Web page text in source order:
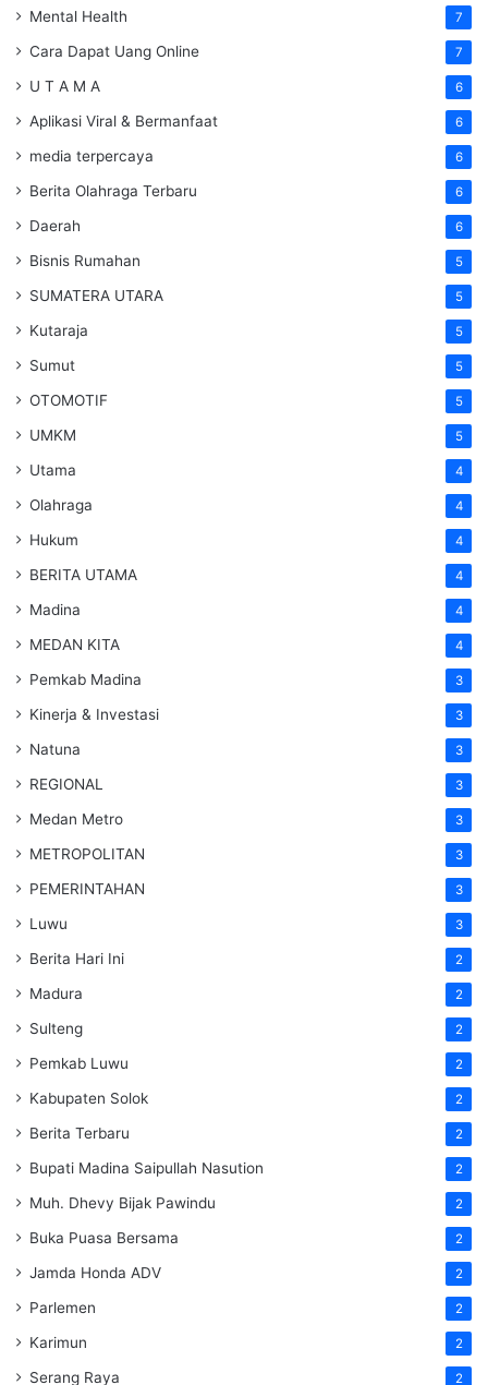
Mental Health 7
Cara Dapat Uang Online 7
U T A M A 6
Aplikasi Viral & Bermanfaat 6
media terpercaya 6
Berita Olahraga Terbaru 6
Daerah 6
Bisnis Rumahan 5
SUMATERA UTARA 5
Kutaraja 5
Sumut 5
OTOMOTIF 5
UMKM 5
Utama 4
Olahraga 4
Hukum 4
BERITA UTAMA 4
Madina 4
MEDAN KITA 4
Pemkab Madina 3
Kinerja & Investasi 3
Natuna 3
REGIONAL 3
Medan Metro 3
METROPOLITAN 3
PEMERINTAHAN 3
Luwu 3
Berita Hari Ini 2
Madura 2
Sulteng 2
Pemkab Luwu 2
Kabupaten Solok 2
Berita Terbaru 2
Bupati Madina Saipullah Nasution 2
Muh. Dhevy Bijak Pawindu 2
Buka Puasa Bersama 2
Jamda Honda ADV 2
Parlemen 2
Karimun 2
Serang Raya 2